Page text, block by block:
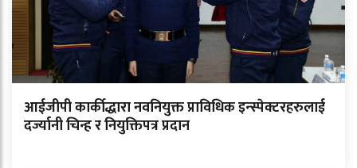
आईजीपी कार्कीद्धारा नवनियुक्त प्राविधिक इन्स्पेक्टरहरुलाई
दर्ज्यानी चिन्ह र नियुक्तिपत्र प्रदान